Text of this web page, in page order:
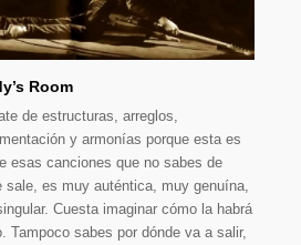
Room
de estructuras, arreglos,
y armonías porque esta es
esas canciones que no sabes de
sale, es muy auténtica, muy genuína,
Cuesta imaginar cómo la habrá
Tampoco sabes por dónde va a salir,